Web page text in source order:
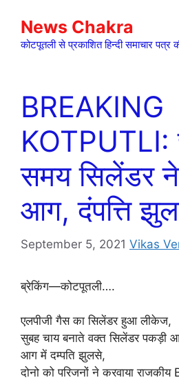
content
News Chakra
कोटपूतली से प्रकाशित हिन्दी समाचार
BREAKING
KOTPUTLI:
समय सिलेंडर
आग, दंपत्ति
September 5, 2021 Vikas
ब्रेकिंग—कोटपूतली….
एलपीजी गैस का सिलेंडर हुआ लीकेज,
सुबह चाय बनाते वक्त सिलेंडर पकड़ी
आग में दम्पति झुलसे,
दोनो को परिजनों ने करवाया